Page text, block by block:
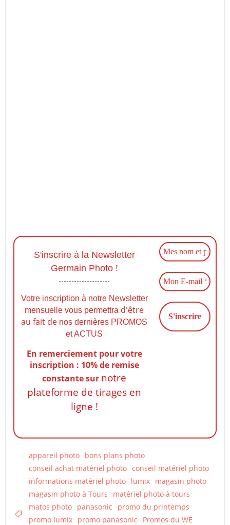
S'inscrire à la Newsletter
Germain Photo !
Votre inscription à notre Newsletter
mensuelle vous permettra d'être
au fait de nos dernières PROMOS
et ACTUS
En remerciement pour votre
inscription : 10% de remise
constantesur notre
plateforme de tirages en
ligne !
appareil photo bons plans photo
conseil achat matériel photo conseil matériel photo
informations matériel photo lumix magasin photo
magasin photo à Tours
matériel photo à tours
matos photo panasonic
promo du printemps
promo lumix promo panasonic
Promos du WE